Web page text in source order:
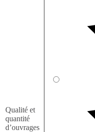
Qualité et
quantité
d’ouvrages